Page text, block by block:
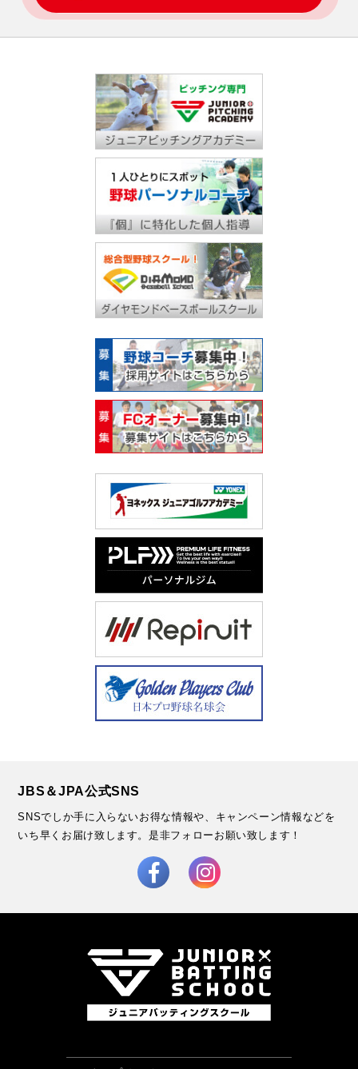
JBS＆JPA公式SNS
SNSでしか手に入らないお得な情報や、キャンペーン情報などを
いち早くお届け致します。是非フォローお願い致します！